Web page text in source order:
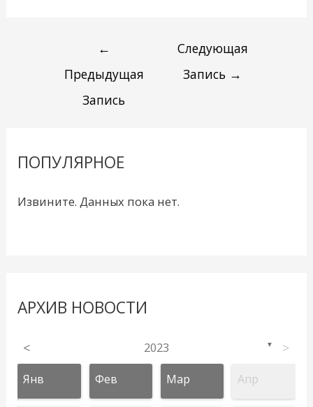
←
Предыдущая
Запись
Следующая
Запись →
ПОПУЛЯРНОЕ
Извините. Данных пока нет.
АРХИВ НОВОСТИ
< 2023 ▼ >
Янв Фев Мар Апр